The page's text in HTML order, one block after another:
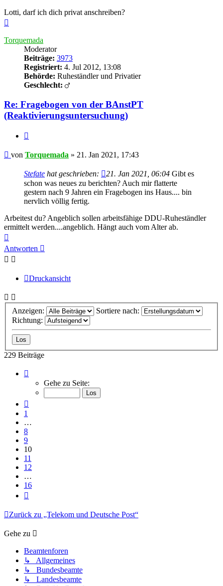
Lotti, darf ich dich privat anschreiben?
Torquemada
Moderator
Beiträge: 3973
Registriert: 4. Jul 2012, 13:08
Behörde: Ruheständler und Privatier
Geschlecht:
Re: Fragebogen von der BAnstPT
(Reaktivierungsuntersuchung)
Beitrag
von Torquemada » 21. Jan 2021, 17:43
Stefate hat geschrieben: 21. Jan 2021, 06:04 Gibt es
schon was neues zu berichten? Auch mir flatterte
gestern nach 9 Jahren ein Fragebogen ins Haus.... bin
nervlich völlig fertig.
Arbeitest du? Angeblich sollen arbeitsfähige DDU-Ruheständler
ermittelt werden....angeblich. Hängt auch vom Alter ab.
oben
Antworten
Druckansicht
Anzeigen:
Sortiere nach:
Richtung:
229 Beiträge
10
von
Gehe zu Seite:
1
…
8
9
10
11
12
…
16
Zurück zu „Telekom und Deutsche Post“
Gehe zu
Beamtenforen
↳ Allgemeines
↳ Bundesbeamte
↳ Landesbeamte